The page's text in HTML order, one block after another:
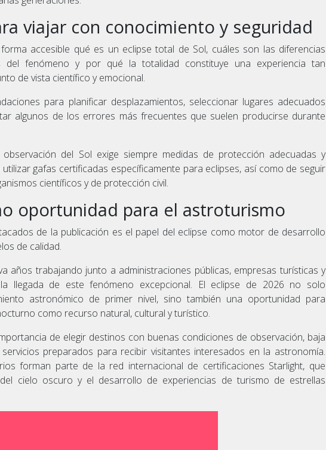
viajar con conocimiento y seguridad
accesible qué es un eclipse total de Sol, cuáles son las diferencias
del fenómeno y por qué la totalidad constituye una experiencia tan
de vista científico y emocional.
para planificar desplazamientos, seleccionar lugares adecuados
algunos de los errores más frecuentes que suelen producirse durante
del Sol exige siempre medidas de protección adecuadas y
gafas certificadas específicamente para eclipses, así como de seguir
científicos y de protección civil.
oportunidad para el astroturismo
de la publicación es el papel del eclipse como motor de desarrollo
de calidad.
años trabajando junto a administraciones públicas, empresas turísticas y
llegada de este fenómeno excepcional. El eclipse de 2026 no solo
astronómico de primer nivel, sino también una oportunidad para
como recurso natural, cultural y turístico.
de elegir destinos con buenas condiciones de observación, baja
preparados para recibir visitantes interesados en la astronomía.
forman parte de la red internacional de certificaciones Starlight, que
cielo oscuro y el desarrollo de experiencias de turismo de estrellas